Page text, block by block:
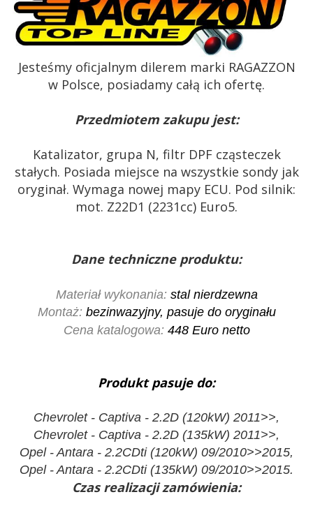
Jesteśmy oficjalnym dilerem marki RAGAZZON
w Polsce, posiadamy całą ich ofertę.
Przedmiotem zakupu jest:
Katalizator, grupa N, filtr DPF cząsteczek
stałych. Posiada miejsce na wszystkie sondy jak
oryginał. Wymaga nowej mapy ECU. Pod silnik:
mot. Z22D1 (2231cc) Euro5.
Dane techniczne produktu:
Materiał wykonania: stal nierdzewna
Montaż: bezinwazyjny, pasuje do oryginału
Cena katalogowa: 448 Euro netto
Produkt pasuje do:
Chevrolet - Captiva - 2.2D (120kW) 2011>>,
Chevrolet - Captiva - 2.2D (135kW) 2011>>,
Opel - Antara - 2.2CDti (120kW) 09/2010>>2015,
Opel - Antara - 2.2CDti (135kW) 09/2010>>2015.
Czas realizacji zamówienia: